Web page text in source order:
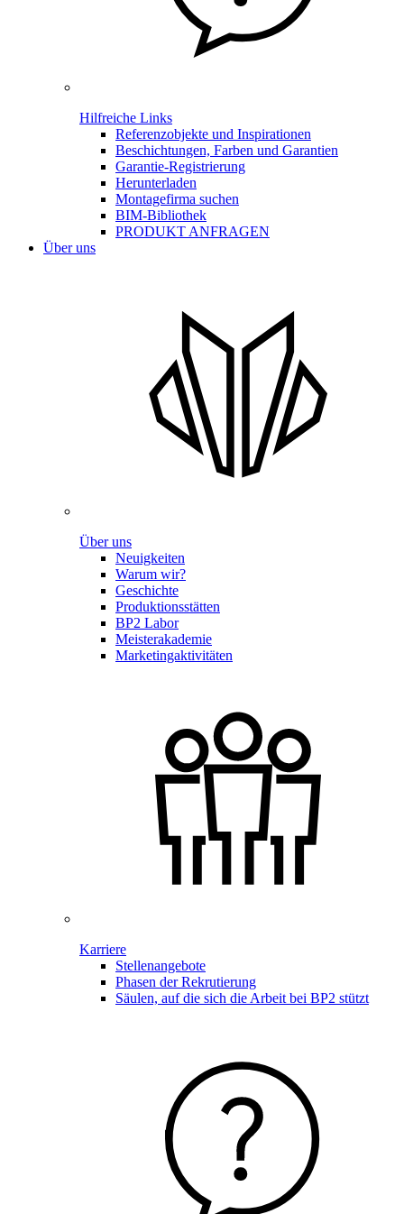
Hilfreiche Links
Referenzobjekte und Inspirationen
Beschichtungen, Farben und Garantien
Garantie-Registrierung
Herunterladen
Montagefirma suchen
BIM-Bibliothek
PRODUKT ANFRAGEN
Über uns
Über uns
Neuigkeiten
Warum wir?
Geschichte
Produktionsstätten
BP2 Labor
Meisterakademie
Marketingaktivitäten
Karriere
Stellenangebote
Phasen der Rekrutierung
Säulen, auf die sich die Arbeit bei BP2 stützt